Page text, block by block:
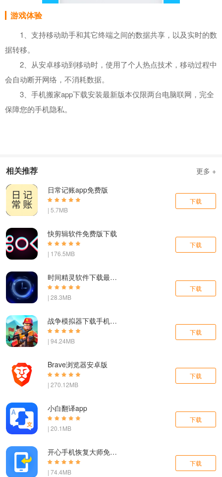
游戏体验
1、支持移动助手和其它终端之间的数据共享，以及实时的数
据转移。
2、从安卓移动到移动时，使用了个人热点技术，移动过程中
会自动断开网络，不消耗数据。
3、手机搬家app下载安装最新版本仅限两台电脑联网，完全
保障您的手机隐私。
相关推荐
更多 +
日常记账app免费版
| 5.7MB
下载
快剪辑软件免费版下载
| 176.5MB
下载
时间精灵软件下载最新版
| 28.3MB
下载
战争模拟器下载手机版正版
| 94.24MB
下载
Brave浏览器安卓版
| 270.12MB
下载
小白翻译app
| 20.1MB
下载
开心手机恢复大师免费版官网下载
| 74.4MB
下载